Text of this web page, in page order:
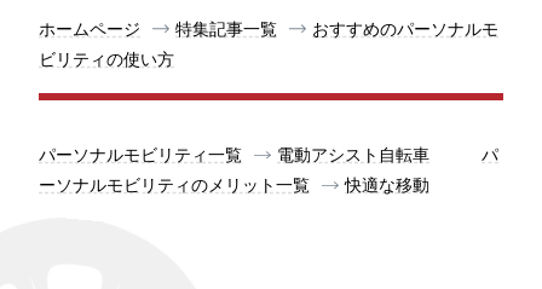
特集記事
モビリティ
メリット
ホームページ 特集記事一覧
おすすめのパーソナルモ
ビリティの使い方
パーソナルモビリティ一覧 電動アシスト自転車
パ
ーソナルモビリティのメリット一覧
快適な移動